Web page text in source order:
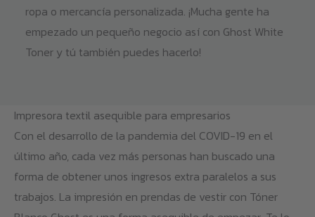
ropa o mercancía personalizada. ¡Mucha gente ha
empezado un pequeño negocio así con Ghost White
Toner y tú también puedes hacerlo!
Impresora textil asequible para empresarios
Con el desarrollo de la pandemia del COVID-19 en el
último año, cada vez más personas han buscado una
forma de obtener unos ingresos extra paralelos a sus
trabajos. La impresión en prendas de vestir con Tóner